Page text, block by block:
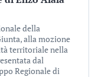
della
alla mozione
territoriale nella
dal
Regionale di